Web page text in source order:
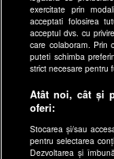
exercitate prin
acceptati folosirea
acceptul dvs. cu
care colaboram. Prin
puteti schimba
strict necesare pentru
Atât noi, cât și
oferi:
Stocarea și/sau
pentru selectarea
Dezvoltarea și